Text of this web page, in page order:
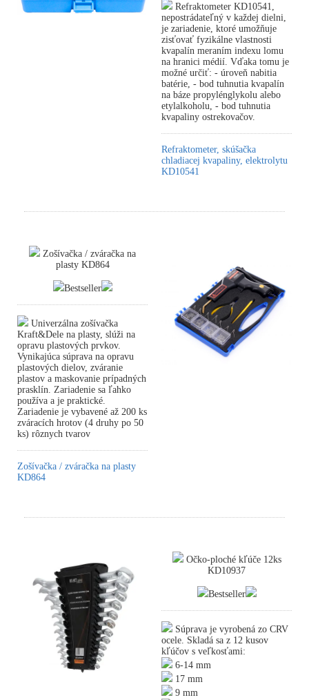
Refraktometer KD10541,
nepostrádateľný v každej dielni,
je zariadenie, ktoré umožňuje
zisťovať fyzikálne vlastnosti
kvapalín meraním indexu lomu
na hranici médií. Vďaka tomu je
možné určiť: - úroveň nabitia
batérie, - bod tuhnutia kvapalín
na báze propylénglykolu alebo
etylalkoholu, - bod tuhnutia
kvapaliny ostrekovačov.
Refraktometer, skúšačka
chladiacej kvapaliny, elektrolytu
KD10541
Zošívačka / zváračka na
plasty KD864
Bestseller
Univerzálna zošívačka
Kraft&Dele na plasty, slúži na
opravu plastových prvkov.
Vynikajúca súprava na opravu
plastových dielov, zváranie
plastov a maskovanie prípadných
prasklín. Zariadenie sa ľahko
používa a je praktické.
Zariadenie je vybavené až 200 ks
zváracích hrotov (4 druhy po 50
ks) rôznych tvarov
Zošívačka / zváračka na plasty
KD864
Očko-ploché kľúče 12ks
KD10937
Bestseller
Súprava je vyrobená zo CRV
ocele. Skladá sa z 12 kusov
kľúčov s veľkosťami:
6-14 mm
17 mm
9 mm